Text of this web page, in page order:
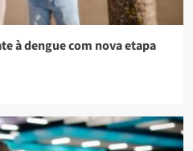
à dengue com nova etapa